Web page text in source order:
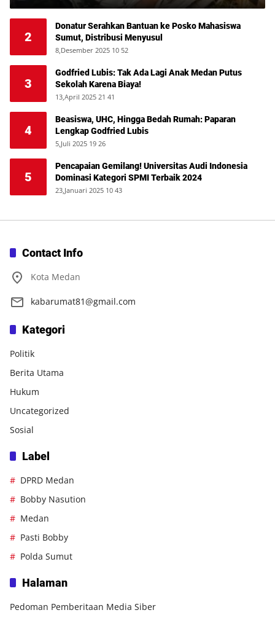
2
Donatur Serahkan Bantuan ke Posko Mahasiswa
Sumut, Distribusi Menyusul
8,Desember 2025 10 52
3
Godfried Lubis: Tak Ada Lagi Anak Medan Putus
Sekolah Karena Biaya!
13,April 2025 21 41
4
Beasiswa, UHC, Hingga Bedah Rumah: Paparan
Lengkap Godfried Lubis
5,Juli 2025 19 26
5
Pencapaian Gemilang! Universitas Audi Indonesia
Dominasi Kategori SPMI Terbaik 2024
23,Januari 2025 10 43
Contact Info
Kota Medan
kabarumat81@gmail.com
Kategori
Politik
Berita Utama
Hukum
Uncategorized
Sosial
Label
DPRD Medan
Bobby Nasution
Medan
Pasti Bobby
Polda Sumut
Halaman
Pedoman Pemberitaan Media Siber